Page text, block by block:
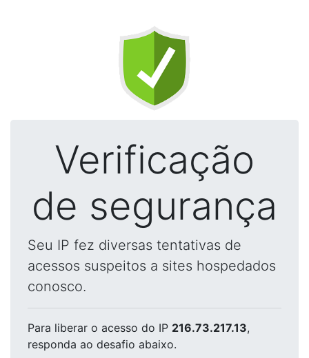
Verificação
de segurança
Seu IP fez diversas tentativas de
acessos suspeitos a sites hospedados
conosco.
Para liberar o acesso do IP 216.73.217.13,
responda ao desafio abaixo.